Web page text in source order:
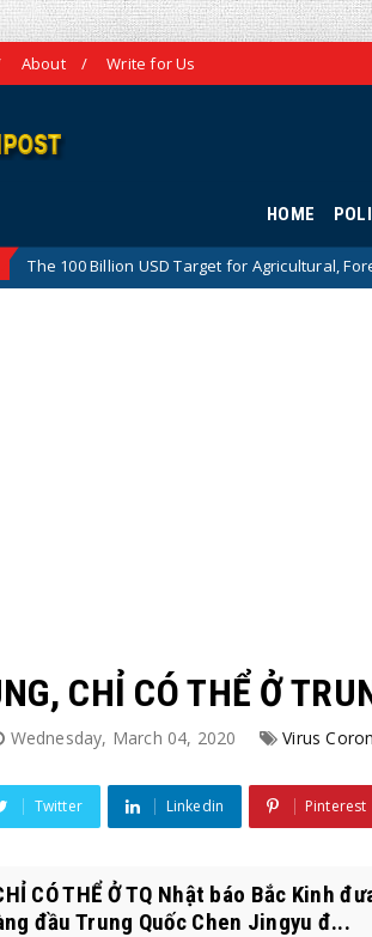
About Write for Us
HOME
Target for Agricultural, Forestry and Aquatic
CHỈ CÓ THỂ Ở
Wednesday, March 04, 2020 Virus
Twitter Linkedin Pinterest
CÓ THỂ Ở TQ Nhật báo Bắc Kinh
đầu Trung Quốc Chen Jingyu đ...